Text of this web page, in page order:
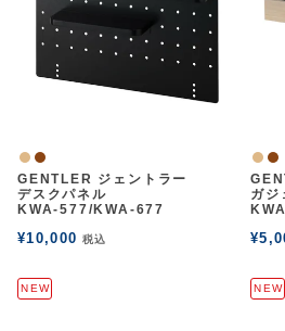
ナチュラル
ウォルナット
GENTLER ジェントラー
デスクパネル
KWA-577/KWA-677
¥10,000 税込
ナチウ
ガジ
¥
NEW NEW